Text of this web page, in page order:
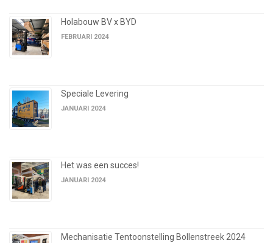
Holabouw BV x BYD
FEBRUARI 2024
Speciale Levering
JANUARI 2024
Het was een succes!
JANUARI 2024
Mechanisatie Tentoonstelling Bollenstreek 2024